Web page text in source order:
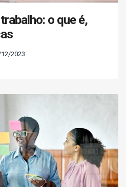
o que é,
2023